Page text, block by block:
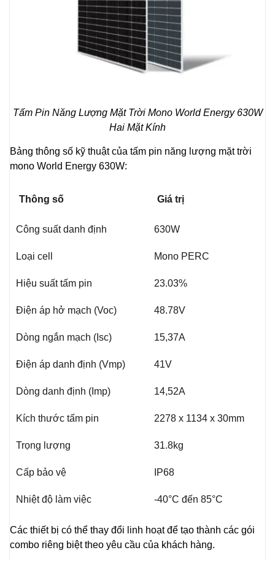
Tấm Pin Năng Lượng Mặt Trời Mono World Energy 630W
Hai Mặt Kính
Bảng thông số kỹ thuật của tấm pin năng lượng mặt trời
mono World Energy 630W:
Thông số Giá trị
Công suất danh định 630W
Loại cell Mono PERC
Hiệu suất tấm pin 23.03%
Điện áp hở mạch (Voc) 48.78V
Dòng ngắn mạch (Isc) 15,37A
Điện áp danh định (Vmp) 41V
Dòng danh định (Imp) 14,52A
Kích thước tấm pin 2278 x 1134 x 30mm
Trọng lượng 31.8kg
Cấp bảo vệ IP68
Nhiệt độ làm việc -40°C đến 85°C
Các thiết bị có thể thay đổi linh hoạt để tạo thành các gói
combo riêng biệt theo yêu cầu của khách hàng.